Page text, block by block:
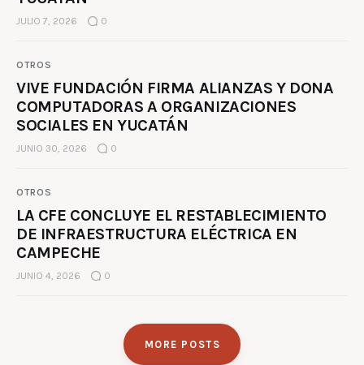
JULIO 7, 2026 0
OTROS
VIVE FUNDACIÓN FIRMA ALIANZAS Y DONA
COMPUTADORAS A ORGANIZACIONES
SOCIALES EN YUCATÁN
JUNIO 30, 2026 0
OTROS
LA CFE CONCLUYE EL RESTABLECIMIENTO
DE INFRAESTRUCTURA ELÉCTRICA EN
CAMPECHE
JUNIO 4, 2026 0
MORE POSTS